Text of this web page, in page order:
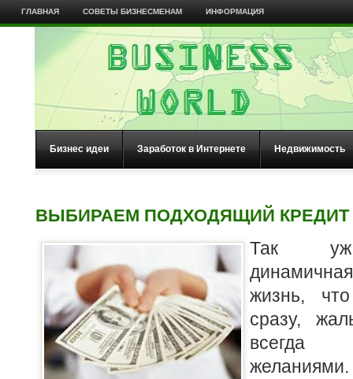
ГЛАВНАЯ СОВЕТЫ БИЗНЕСМЕНАМ ИНФОРМАЦИЯ
Бизнес идеи Заработок в Интернете Недвижимость
ВЫБИРАЕМ ПОДХОДЯЩИЙ КРЕДИТ
Так уж
жизнь,
сразу,
всегда